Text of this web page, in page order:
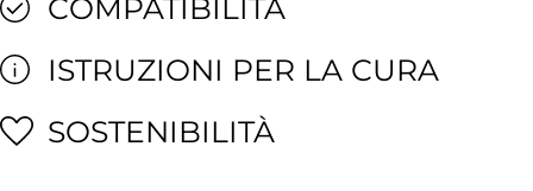
COMPATIBILITÀ
ISTRUZIONI PER LA CURA
SOSTENIBILITÀ